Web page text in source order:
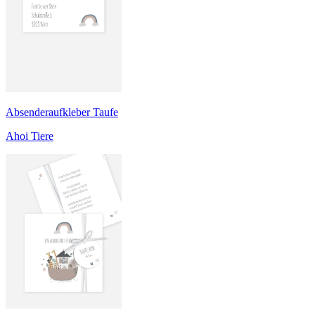
Absenderaufkleber Taufe
Ahoi Tiere